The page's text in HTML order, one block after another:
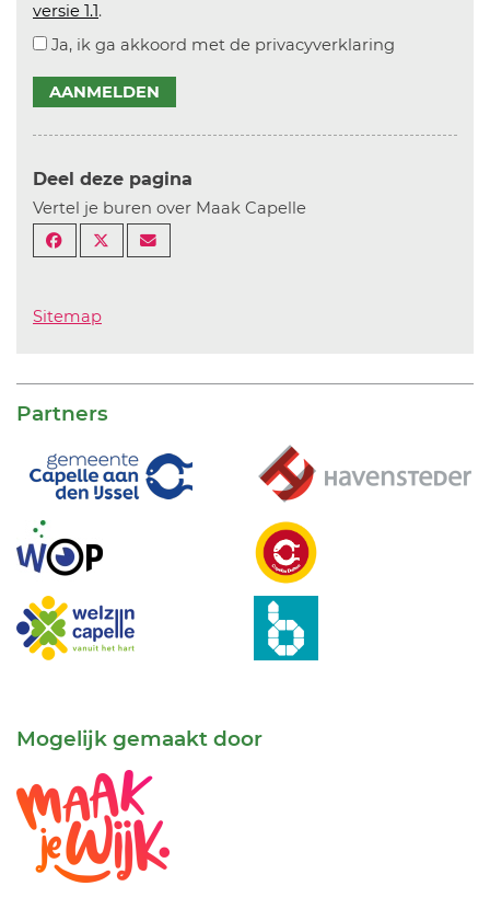
versie 1.1.
Ja, ik ga akkoord met de privacyverklaring
AANMELDEN
Deel deze pagina
Vertel je buren over Maak Capelle
Sitemap
Partners
Mogelijk gemaakt door